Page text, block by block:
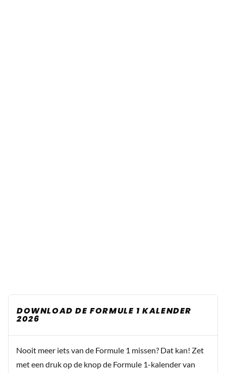
DOWNLOAD DE FORMULE 1 KALENDER
2026
Nooit meer iets van de Formule 1 missen? Dat kan! Zet
met een druk op de knop de Formule 1-kalender van